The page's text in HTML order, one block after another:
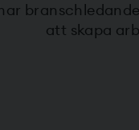
att skapa